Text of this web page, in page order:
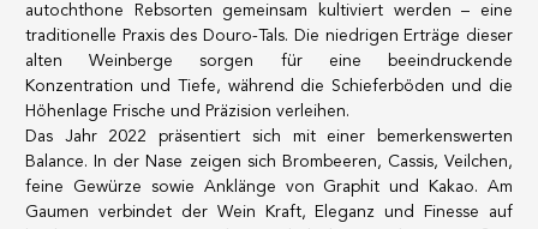
autochthone Rebsorten gemeinsam kultiviert werden – eine
traditionelle Praxis des Douro-Tals. Die niedrigen Erträge dieser
alten Weinberge sorgen für eine beeindruckende
Konzentration und Tiefe, während die Schieferböden und die
Höhenlage Frische und Präzision verleihen.
Das Jahr 2022 präsentiert sich mit einer bemerkenswerten
Balance. In der Nase zeigen sich Brombeeren, Cassis, Veilchen,
feine Gewürze sowie Anklänge von Graphit und Kakao. Am
Gaumen verbindet der Wein Kraft, Eleganz und Finesse auf